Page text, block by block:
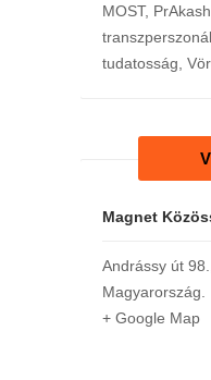
MOST, PrAkash
tudatosság
Magnet
Andrássy út 98.
Magyarország
+ Google Map